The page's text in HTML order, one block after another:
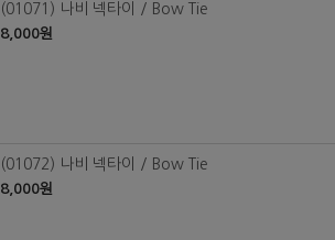
(01071) 나비 넥타이 / Bow Tie
8,000원
(01072) 나비 넥타이 / Bow Tie
8,000원